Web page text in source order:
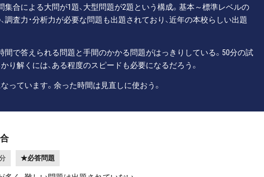
集合による大問が1題、大型問題が2題という構成。基本～標準レベルの
調査力・分析力が必要な問題も出題されており、近年の本校らしい出題
間で答えられる問題と手間のかかる問題がはっきりしている。50分の試
り解くには、ある程度のスピードも必要になるだろう。
っています。余った時間は見直しに使おう。
★必答問題